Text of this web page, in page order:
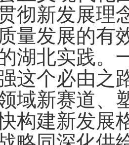
彻新发展理
量发展的有
湖北实践。
这个必由之
域新赛道、
构建新发展